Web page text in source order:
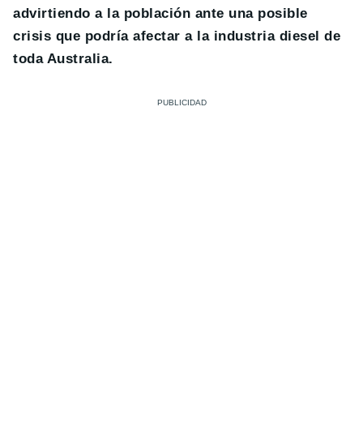
advirtiendo a la población ante una posible
crisis que podría afectar a la industria diesel de
toda Australia.